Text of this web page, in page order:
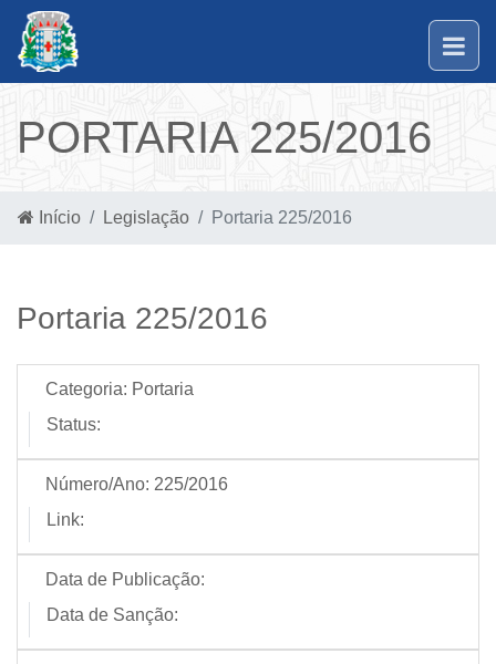
PORTARIA 225/2016
Início Legislação Portaria 225/2016
Portaria 225/2016
Categoria: Portaria
Status:
Número/Ano: 225/2016
Link:
Data de Publicação:
Data de Sanção: